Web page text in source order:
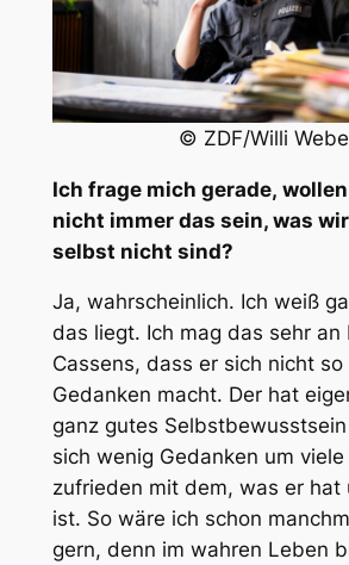
© ZDF/Willi
Ich frage mich gerade,
nicht immer das sein, was
selbst nicht sind?
Ja, wahrscheinlich. Ich weiß
das liegt. Ich mag das sehr an
Cassens, dass er sich nicht so
Gedanken macht. Der hat
ganz gutes
sich wenig Gedanken um
zufrieden mit dem, was er hat
ist. So wäre ich schon
gern, denn im wahren Leben